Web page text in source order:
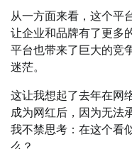
从一方面来看，这个平
让企业和品牌有了更多
平台也带来了巨大的竞
迷茫。
这让我想起了去年在网
成为网红后，因为无法
我不禁思考：在这个看
么？